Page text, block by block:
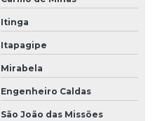
Itinga
Itapagipe
Mirabela
Engenheiro Caldas
São João das Missões